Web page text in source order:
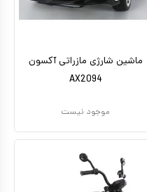
ماشین شارژی مازراتی آکسون
AX2094
موجود نیست